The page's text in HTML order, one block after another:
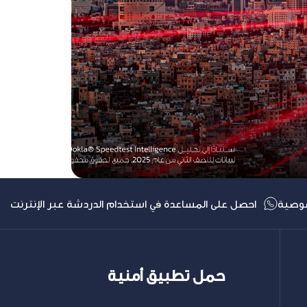
احصل على المساعدة في استخدام الدردشة عبر الإنترنت
حمل تطبيق أمنية